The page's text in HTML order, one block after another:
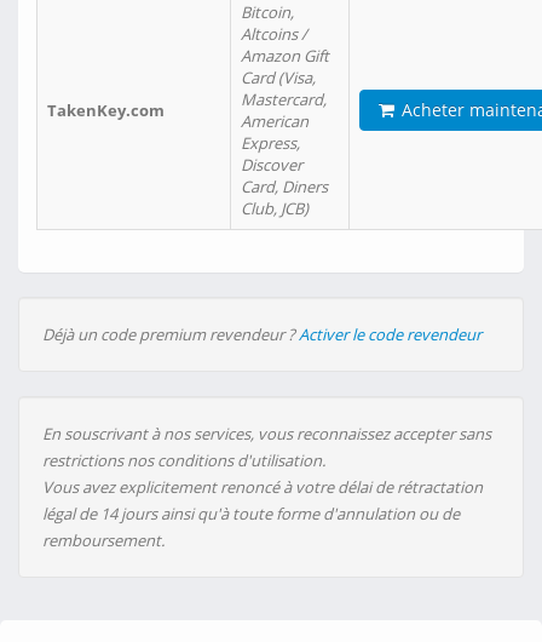
TakenKey.com
Bitcoin,
Altcoins /
Amazon Gift
Card (Visa,
Mastercard,
American
Express,
Discover
Card, Diners
Club, JCB)
Acheter
Déjà un code premium revendeur ?Activer le code revendeur
En souscrivant à nos services, vous reconnaissez accepter sans
restrictions nos conditions d'utilisation.
Vous avez explicitement renoncé à votre délai de rétractation
légal de 14 jours ainsi qu'à toute forme d'annulation ou de
remboursement.